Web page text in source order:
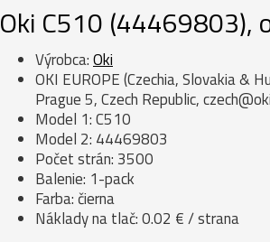
Oki C510 (44469803),
Výrobca:Oki
OKI EUROPE (Czechia, Slovakia &
Prague 5, Czech Republic,
Model 1: C510
Model 2: 44469803
Počet strán: 3500
Balenie: 1-pack
Farba: čierna
Náklady na tlač: 0.02 € / strana